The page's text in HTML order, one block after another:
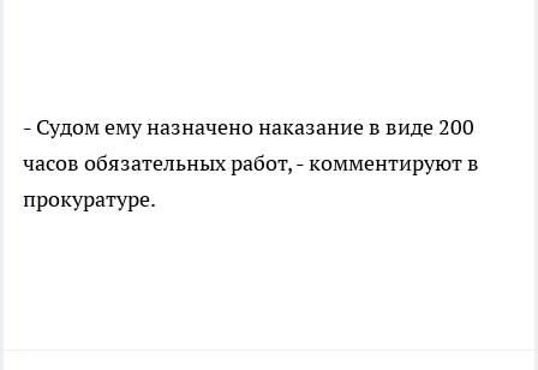
- Судом ему назначено наказание в виде 200
часов обязательных работ, - комментируют в
прокуратуре.